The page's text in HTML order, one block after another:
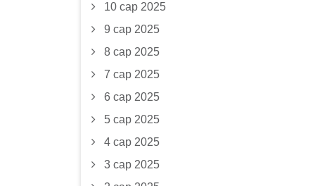
10 сар 2025
9 сар 2025
8 сар 2025
7 сар 2025
6 сар 2025
5 сар 2025
4 сар 2025
3 сар 2025